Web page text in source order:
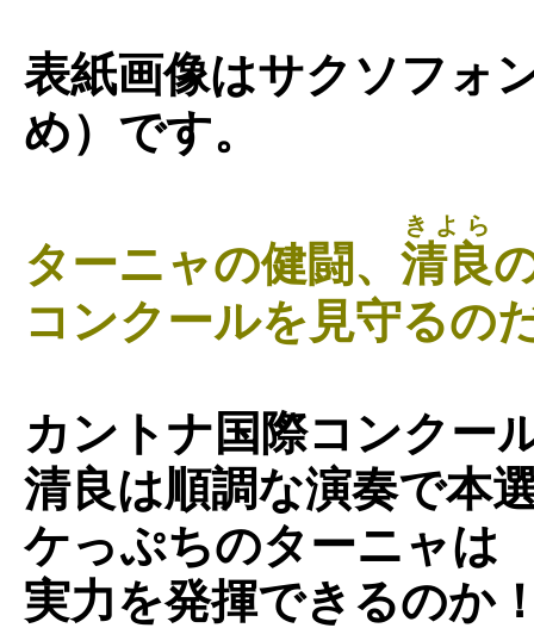
表紙画像はサクソフォ
め）です。
ターニャの健闘、 清良
きよら
コンクールを見守る
カントナ国際コンクー
清良は順調な演奏で本
ケっぷちのターニャは
実力を発揮できるのか